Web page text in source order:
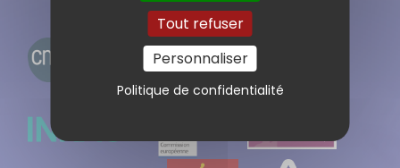
Tout refuser
Personnaliser
Politique de confidentialité